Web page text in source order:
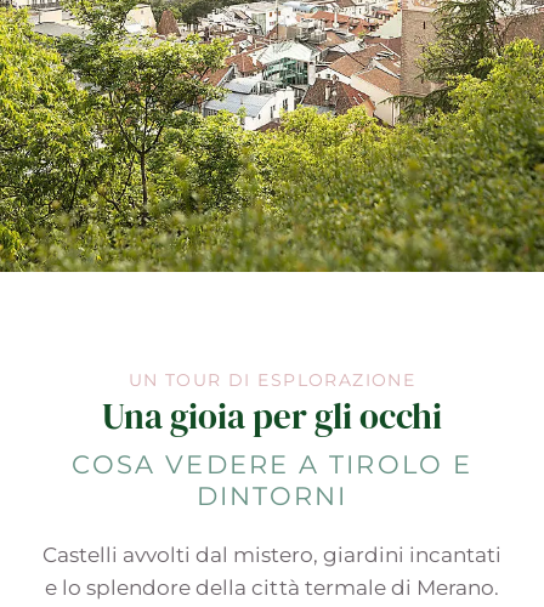
UN TOUR DI ESPLORAZIONE
Una gioia per gli occhi
COSA VEDERE A TIROLO E
DINTORNI
Castelli avvolti dal mistero, giardini incantati
e lo splendore della città termale di Merano.